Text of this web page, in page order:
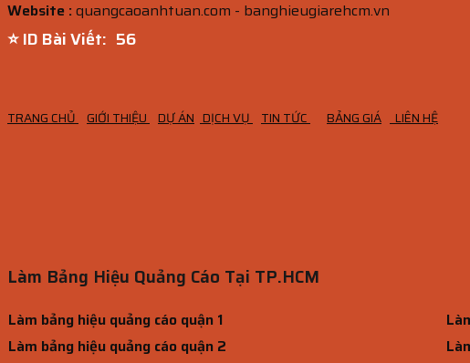
Website :quangcaoanhtuan.com - banghieugiarehcm.vn
⭐ ID Bài Viết: 56
TRANG CHỦ GIỚI THIỆU DỰ ÁN DỊCH VỤ TIN TỨC BẢNG GIÁ LIÊN HỆ
Làm Bảng Hiệu Quảng Cáo Tại TP.HCM
Làm bảng hiệu quảng cáo quận 1
Làm bảng hiệu quảng cáo quận 2